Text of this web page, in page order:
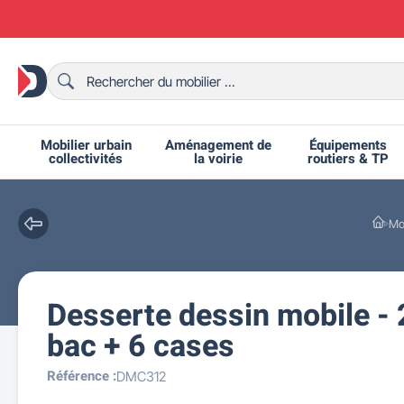
Mobilier urbain
collectivités
Bancs urbains
Aménagement de
la voirie
Bornes et potelets urbains
Équipements
routiers & TP
Ralentisseurs routiers
Grilles d'exposition
Fêtes et événements
Chaises de collectivité
Mobilier intérieur CHR
Chaises et bancs scolaires
Tables de ping-pong
Desserte dessin mobile -
bac + 6 cases
Référence :DMC312